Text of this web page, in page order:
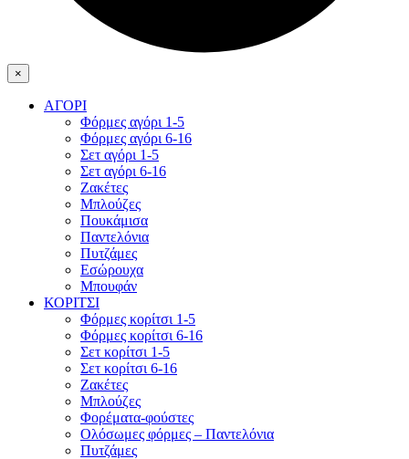
×
ΑΓΟΡΙ
Φόρμες αγόρι 1-5
Φόρμες αγόρι 6-16
Σετ αγόρι 1-5
Σετ αγόρι 6-16
Ζακέτες
Μπλούζες
Πουκάμισα
Παντελόνια
Πυτζάμες
Εσώρουχα
Μπουφάν
ΚΟΡΙΤΣΙ
Φόρμες κορίτσι 1-5
Φόρμες κορίτσι 6-16
Σετ κορίτσι 1-5
Σετ κορίτσι 6-16
Ζακέτες
Μπλούζες
Φορέματα-φούστες
Ολόσωμες φόρμες – Παντελόνια
Πυτζάμες